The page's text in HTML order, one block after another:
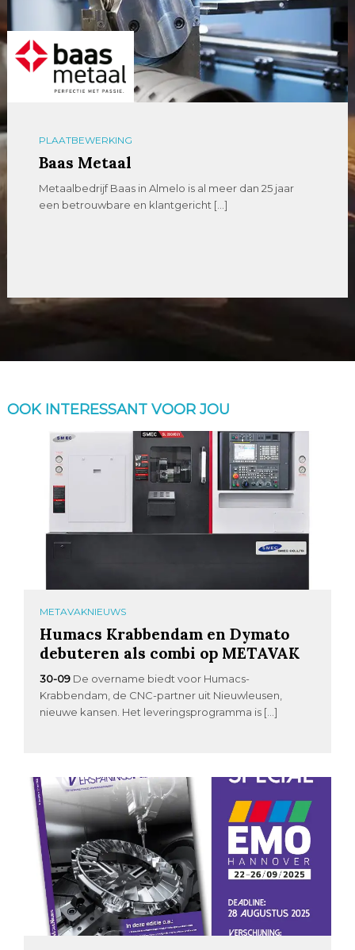
PLAATBEWERKING
Baas Metaal
Metaalbedrijf Baas in Almelo is al meer dan 25 jaar
een betrouwbare en klantgericht […]
OOK INTERESSANT VOOR JOU
METAVAKNIEUWS
Humacs Krabbendam en Dymato
debuteren als combi op METAVAK
30-09 De overname biedt voor Humacs-
Krabbendam, de CNC-partner uit Nieuwleusen,
nieuwe kansen. Het leveringsprogramma is […]